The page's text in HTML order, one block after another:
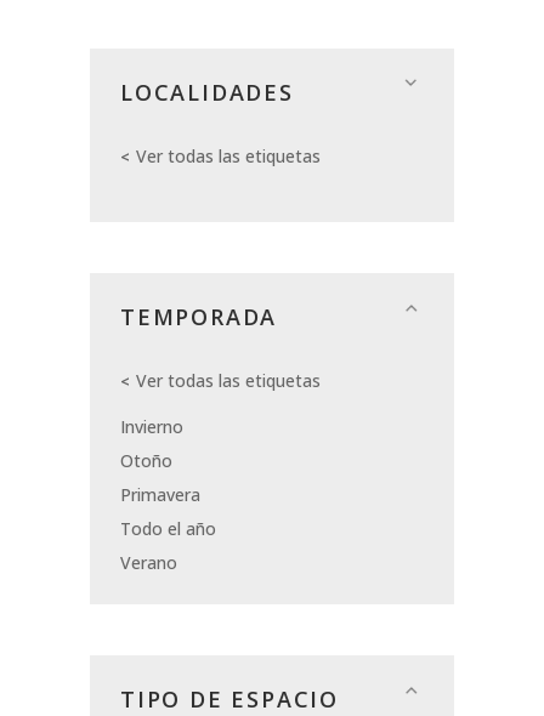
LOCALIDADES
Ver todas las etiquetas
TEMPORADA
Ver todas las etiquetas
Invierno
Otoño
Primavera
Todo el año
Verano
TIPO DE ESPACIO